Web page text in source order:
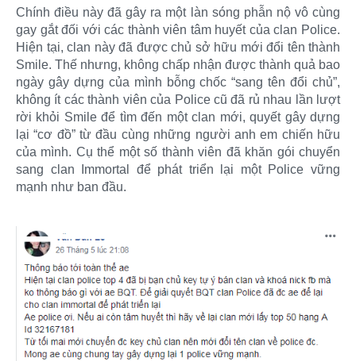
Chính điều này đã gây ra một làn sóng phẫn nộ vô cùng
gay gắt đối với các thành viên tâm huyết của clan Police.
Hiện tại, clan này đã được chủ sở hữu mới đổi tên thành
Smile. Thế nhưng, không chấp nhận được thành quả bao
ngày gây dựng của mình bỗng chốc “sang tên đổi chủ”,
không ít các thành viên của Police cũ đã rủ nhau lần lượt
rời khỏi Smile để tìm đến một clan mới, quyết gây dựng
lại “cơ đồ” từ đầu cùng những người anh em chiến hữu
của mình. Cụ thể một số thành viên đã khăn gói chuyển
sang clan Immortal để phát triển lại một Police vững
mạnh như ban đầu.